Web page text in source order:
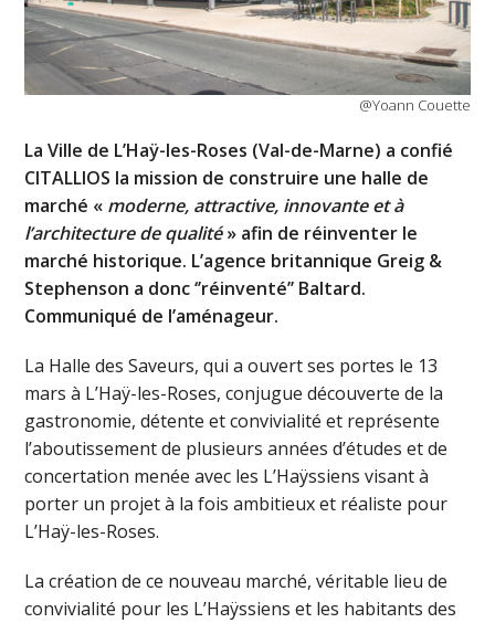
@Yoann Couette
La Ville de L’Haÿ-les-Roses (Val-de-Marne) a confié
CITALLIOS la mission de construire une halle de
marché « moderne, attractive, innovante et à
l’architecture de qualité» afin de réinventer le
marché historique. L’agence britannique Greig &
Stephenson a donc ‘’réinventé’’ Baltard.
Communiqué de l’aménageur.
La Halle des Saveurs, qui a ouvert ses portes le 13
mars à L’Haÿ-les-Roses, conjugue découverte de la
gastronomie, détente et convivialité et représente
l’aboutissement de plusieurs années d’études et de
concertation menée avec les L’Haÿssiens visant à
porter un projet à la fois ambitieux et réaliste pour
L’Haÿ-les-Roses.
La création de ce nouveau marché, véritable lieu de
convivialité pour les L’Haÿssiens et les habitants des